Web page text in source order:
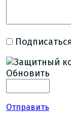
Обновить
Отправить